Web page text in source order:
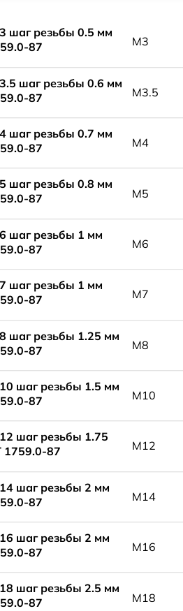
шаг резьбы 0.5 мм
87
М3
шаг резьбы 0.6 мм
87
М3.5
шаг резьбы 0.7 мм
87
М4
шаг резьбы 0.8 мм
87
М5
шаг резьбы 1 мм
87
М6
шаг резьбы 1 мм
87
М7
шаг резьбы 1.25 мм
87
М8
шаг резьбы 1.5 мм
87
М10
шаг резьбы 1.75
87
М12
шаг резьбы 2 мм
87
М14
шаг резьбы 2 мм
87
М16
шаг резьбы 2.5 мм
87
М18